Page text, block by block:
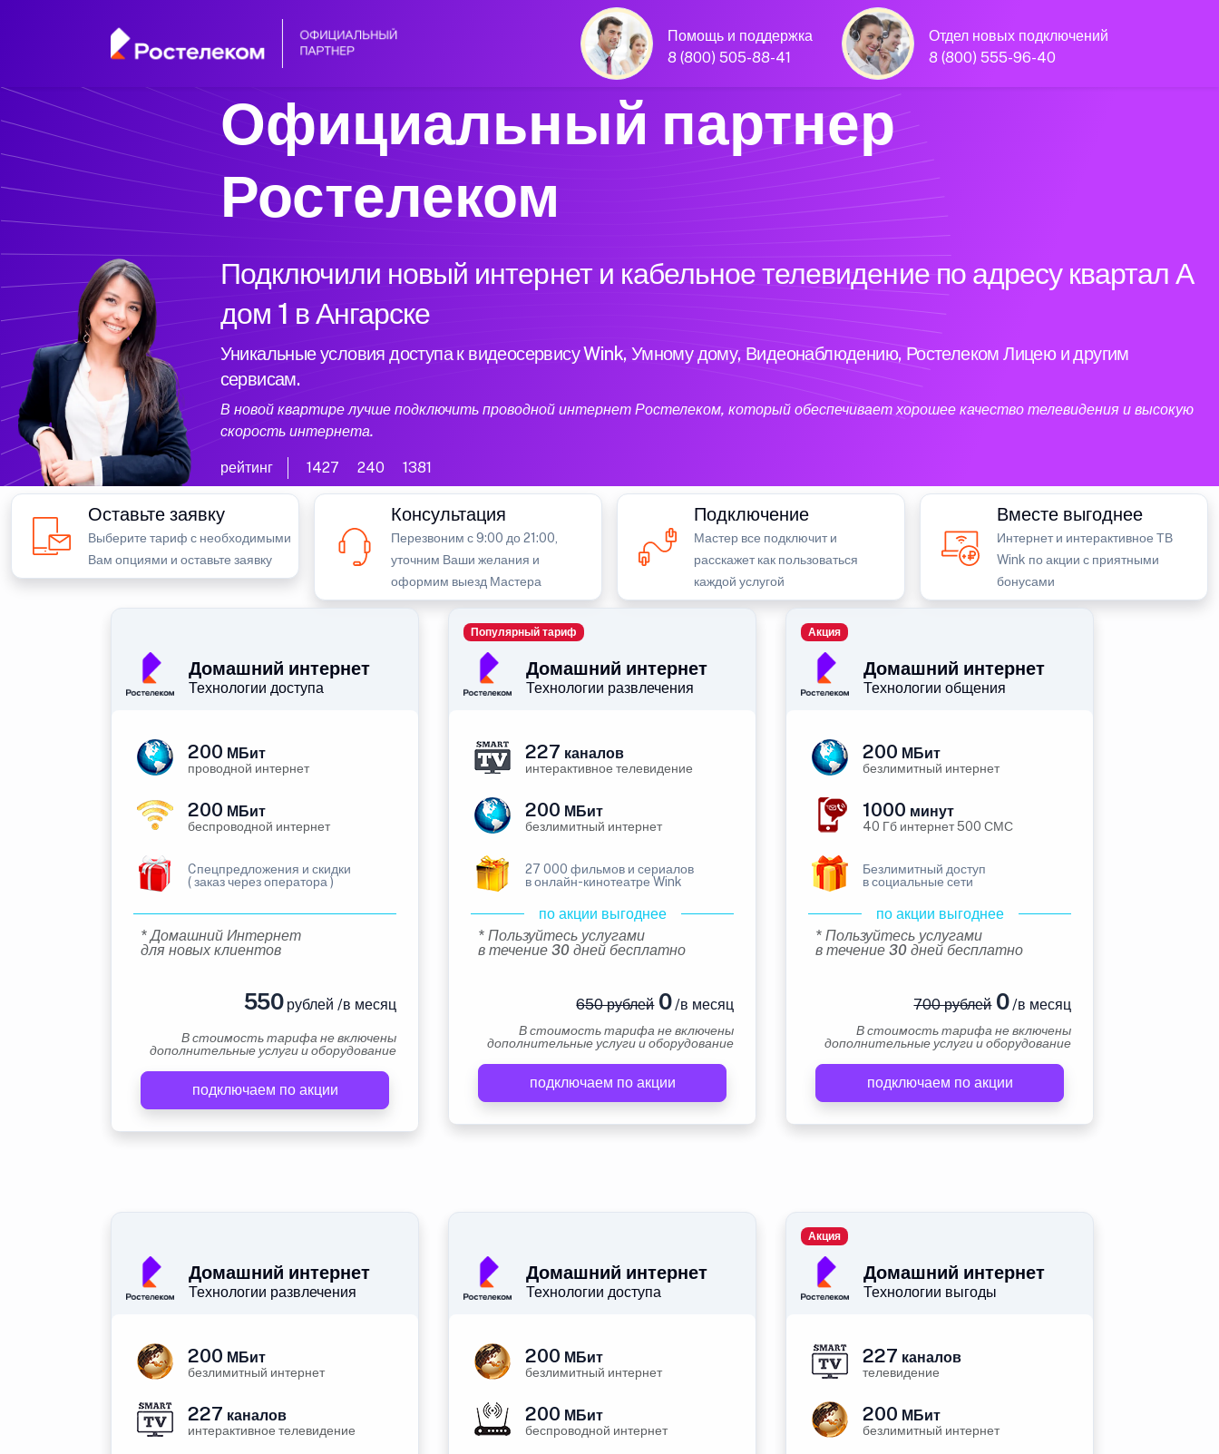
Помощь и поддержка
8 (800) 505-88-41
Отдел новых подключений
8 (800) 555-96-40
Официальный партнер
Ростелеком
Подключили новый интернет и кабельное телевидение по адресу квартал А
дом 1 в Ангарске
Уникальные условия доступа к видеосервису Wink, Умному дому, Видеонаблюдению, Ростелеком Лицею и другим
сервисам.
В новой квартире лучше подключить проводной интернет Ростелеком, который обеспечивает хорошее качество телевидения и высокую
скорость интернета.
рейтинг 1427 240 1381
Оставьте заявку
Выберите тариф с необходимыми
Вам опциями и оставьте заявку
Консультация
Перезвоним с 9:00 до 21:00,
уточним Ваши желания и
оформим выезд Мастера
Подключение
Мастер все подключит и
расскажет как пользоваться
каждой услугой
Вместе выгоднее
Интернет и интерактивное ТВ
Wink по акции с приятными
бонусами
Домашний интернет
Технологии доступа
200 МБит
проводной интернет
200 МБит
беспроводной интернет
Cпецпредложения и скидки
( заказ через оператора )
* Домашний Интернет
для новых клиентов
550рублей /в месяц
В стоимость тарифа не включены
дополнительные услуги и оборудование
подключаем по акции
Домашний интернет
Технологии развлечения
Популярный тариф
227 каналов
интерактивное телевидение
200 МБит
безлимитный интернет
27 000 фильмов и сериалов
в онлайн-кинотеатре Wink
по акции выгоднее
* Пользуйтесь услугами
в течение 30 дней бесплатно
650 рублей0/в месяц
В стоимость тарифа не включены
дополнительные услуги и оборудование
подключаем по акции
Домашний интернет
Технологии общения
Акция
200 МБит
безлимитный интернет
1000 минут
40 Гб интернет 500 СМС
Безлимитный доступ
в социальные сети
по акции выгоднее
* Пользуйтесь услугами
в течение 30 дней бесплатно
700 рублей0/в месяц
В стоимость тарифа не включены
дополнительные услуги и оборудование
подключаем по акции
Домашний интернет
Технологии развлечения
200 МБит
безлимитный интернет
227 каналов
интерактивное телевидение
Домашний интернет
Технологии доступа
200 МБит
безлимитный интернет
200 МБит
беспроводной интернет
Домашний интернет
Технологии выгоды
Акция
227 каналов
телевидение
200 МБит
безлимитный интернет